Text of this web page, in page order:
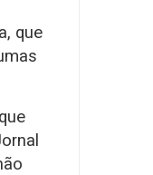
que